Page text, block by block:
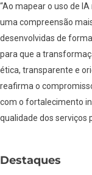
“Ao mapear o uso de
uma compreensão
desenvolvidas de
para que a
ética, transparente e
reafirma o
com o fortalecimento
qualidade dos serviços
Destaques